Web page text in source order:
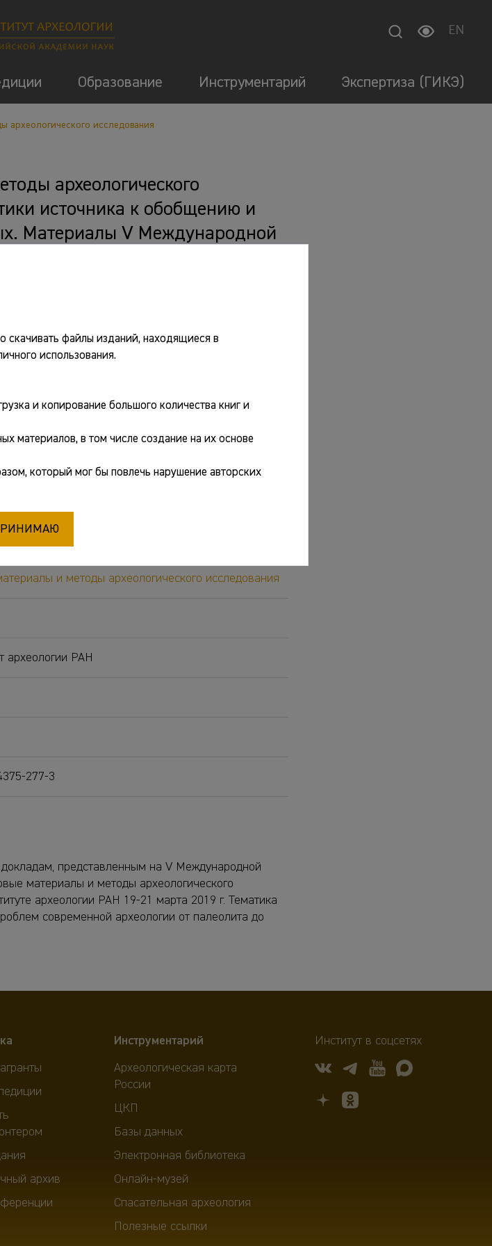
EN
Образование Инструментарий Экспертиза (ГИКЭ)
археологического исследования
археологического
источника к обобщению и
Материалы V Международной
264 с.
и методы археологического исследования:
и методы археологического исследования
археологии РАН
277-3
представленным на V Международной
материалы и методы археологического
археологии РАН 19-21 марта 2019 г. Тематика
современной археологии от палеолита до
архив
Инструментарий
Археологическая карта
России
ЦКП
Базы данных
Электронная библиотека
Онлайн-музей
Спасательная археология
Полезные ссылки
Институт в соцсетях
скачивать файлы изданий, находящиеся в
использования.
и копирование большого количества книг и
материалов, в том числе создание на их основе
который мог бы повлечь нарушение авторских